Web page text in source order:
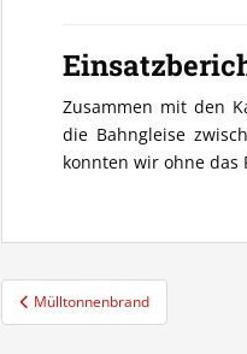
Zusammen mit den
die Bahngleise
konnten wir ohne das
Beitragsnavigation
Mülltonnenbrand